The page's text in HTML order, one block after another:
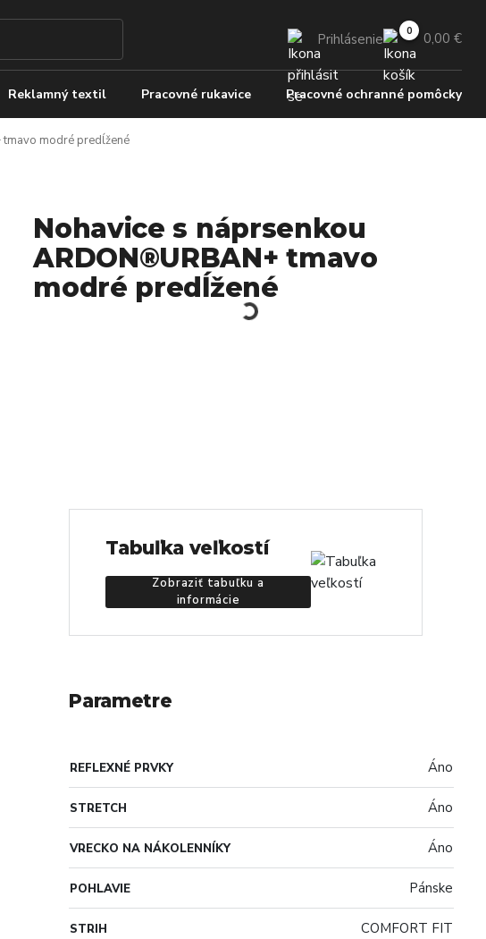
Prihlásenie 0,00 €
Reklamný textil Pracovné rukavice Pracovné ochranné pomôcky
modré predĺžené
Nohavice s náprsenkou
ARDON®URBAN+ tmavo
modré predĺžené
Tabuľka veľkostí
Zobraziť tabuľku a
informácie
Parametre
REFLEXNÉ PRVKY Áno
STRETCH Áno
VRECKO NA NÁKOLENNÍKY Áno
POHLAVIE Pánske
STRIH COMFORT FIT